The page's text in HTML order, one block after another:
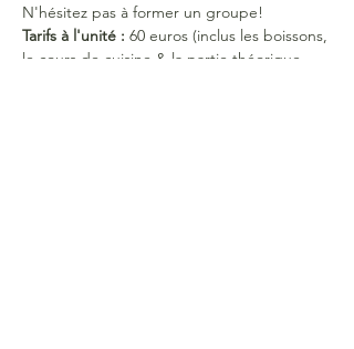
N'hésitez pas à former un groupe!
Tarifs à l'unité : 60 euros (inclus les boissons,
le cours de cuisine & la partie théorique